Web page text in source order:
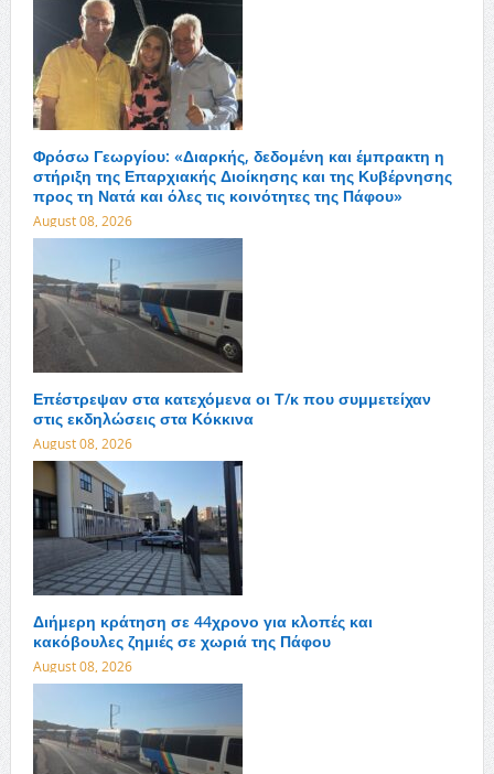
Φρόσω Γεωργίου: «Διαρκής, δεδομένη και έμπρακτη η
στήριξη της Επαρχιακής Διοίκησης και της Κυβέρνησης
προς τη Νατά και όλες τις κοινότητες της Πάφου»
August 08, 2026
Επέστρεψαν στα κατεχόμενα οι Τ/κ που συμμετείχαν
στις εκδηλώσεις στα Κόκκινα
August 08, 2026
Διήμερη κράτηση σε 44χρονο για κλοπές και
κακόβουλες ζημιές σε χωριά της Πάφου
August 08, 2026